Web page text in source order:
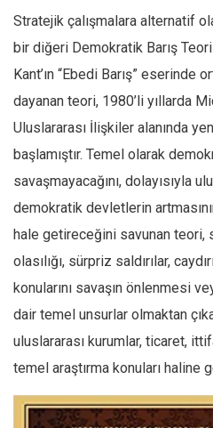
Stratejik çalışmalara alternatif
bir diğeri Demokratik Barış
Kant’ın “Ebedi Barış” eserinde
dayanan teori, 1980’li yıllarda
Uluslararası İlişkiler alanında
başlamıştır. Temel olarak
savaşmayacağını, dolayısıyla
demokratik devletlerin
hale getireceğini savunan teori,
olasılığı, sürpriz saldırılar,
konularını savaşın önlenmesi
dair temel unsurlar olmaktan
uluslararası kurumlar, ticaret,
temel araştırma konuları haline